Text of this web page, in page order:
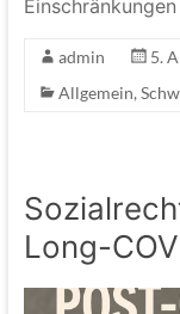
admin
5.
Allgemein,
Long-